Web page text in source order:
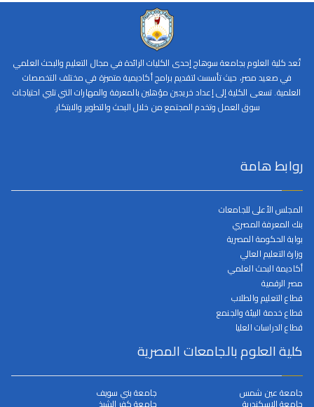
تُعد كلية العلوم بجامعة سوهاج إحدى الكليات الرائدة في مجال التعليم والبحث العلمي
في صعيد مصر، حيث تأسست لتقديم برامج أكاديمية متميزة في مختلف التخصصات
العلمية. تسعى الكلية إلى إعداد خريجين مؤهلين بالمعرفة والمهارات التي تلبي احتياجات
سوق العمل وتخدم المجتمع من خلال البحث والتطوير والابتكار.
روابط هامة
المجلس الأعلى للجامعات
بنك المعرفة المصري
بوابة الحكومة المصرية
وزارة التعليم العالي
أكاديمة البحث العلمي
مصر الرقمية
قطاع التعليم والطلاب
قطاع خدمة البيئة والجنمع
قطاع الدراسات العليا
كلية العلوم بالجامعات المصرية
جامعة عين شمس جامعة بني سويف